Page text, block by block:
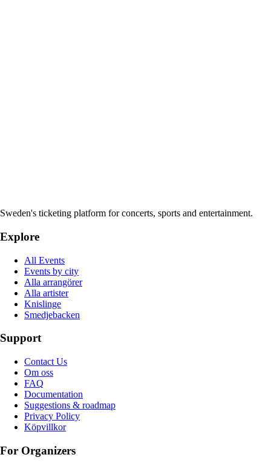
Sweden's ticketing platform for concerts, sports and entertainment.
Explore
All Events
Events by city
Alla arrangörer
Alla artister
Knislinge
Smedjebacken
Support
Contact Us
Om oss
FAQ
Documentation
Suggestions & roadmap
Privacy Policy
Köpvillkor
For Organizers